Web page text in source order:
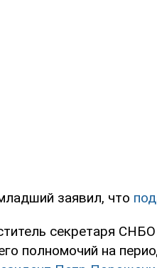
заявил, что
секретаря
полномочий на